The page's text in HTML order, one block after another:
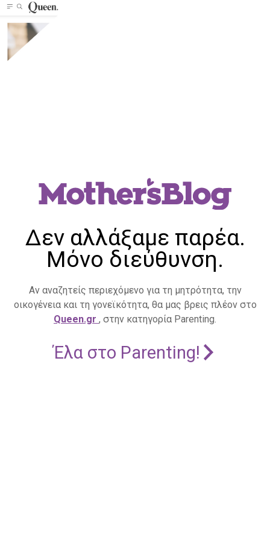
Δεν αλλάξαμε παρέα.
Μόνο διεύθυνση.
Αν αναζητείς περιεχόμενο για τη μητρότητα, την
οικογένεια και τη γονεϊκότητα, θα μας βρεις πλέον στο
Queen.gr , στην κατηγορία Parenting.
Έλα στο Parenting!